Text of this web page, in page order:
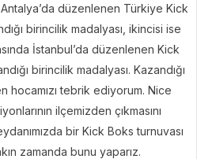
düzenlenen Türkiye Kick
birincilik madalyası, ikincisi ise
İstanbul’da düzenlenen Kick
birincilik madalyası. Kazandığı
hocamızı tebrik ediyorum. Nice
ilçemizden çıkmasını
bir Kick Boks turnuvası
zamanda bunu yaparız.